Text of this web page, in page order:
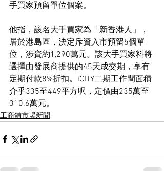
手買家預留單位個案。
他指，該名大手買家為「新香港人」，
居於港島區，決定斥資入市預留5個單
位，涉資約1,290萬元。該大手買家料將
選擇由發展商提供的45天成交期，享有
定期付款8%折扣。iCITY二期工作間面積
介乎335至449平方呎，定價由235萬至
310.6萬元。
工商舖市場新聞